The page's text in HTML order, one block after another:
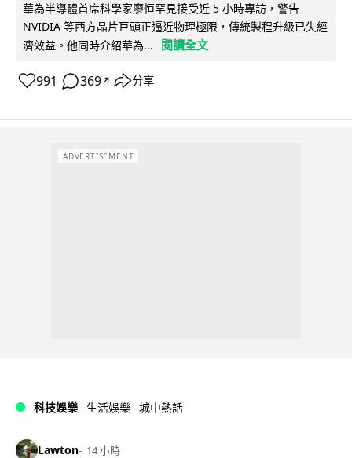
華為半導體首席科學家廖恒罕見接受近 5 小時專訪，警告
NVIDIA 等西方晶片巨頭正逼近物理極限，傳統製程升級已失經
濟效益。他同時介紹華為...
閱讀全文
991 369 ↗ 分享
ADVERTISEMENT
科技娛樂 生活娛樂 城中熱話
Lawton 14 小時